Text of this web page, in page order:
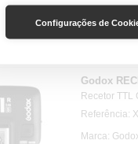
Configurações de
Godox
Recetor TTL
Referência:
Marca: